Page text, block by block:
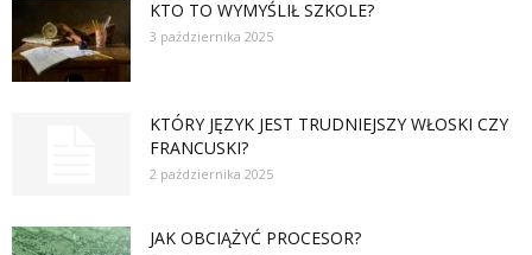
KTO TO WYMYŚLIŁ SZKOLE?
3 października 2025
KTÓRY JĘZYK JEST TRUDNIEJSZY WŁOSKI CZY
FRANCUSKI?
2 października 2025
JAK OBCIĄŻYĆ PROCESOR?